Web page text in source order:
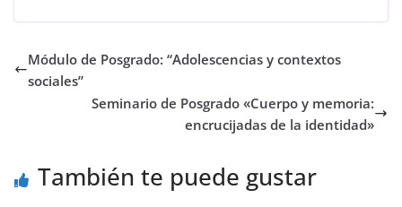
Módulo de Posgrado: “Adolescencias y contextos
sociales”
Seminario de Posgrado «Cuerpo y memoria:
encrucijadas de la identidad»
También te puede gustar